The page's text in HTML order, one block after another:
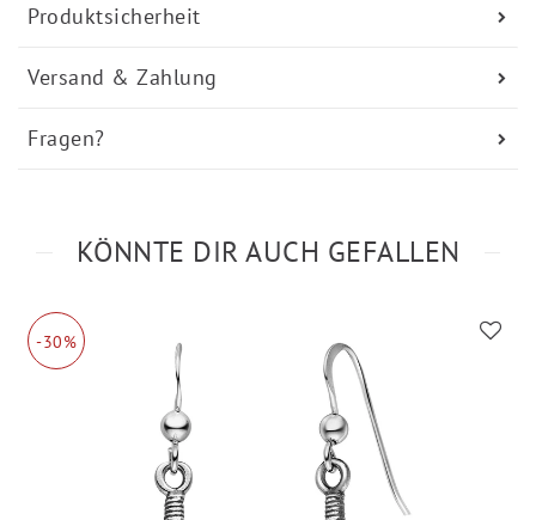
Produktsicherheit
Versand & Zahlung
Fragen?
KÖNNTE DIR AUCH GEFALLEN
-30%